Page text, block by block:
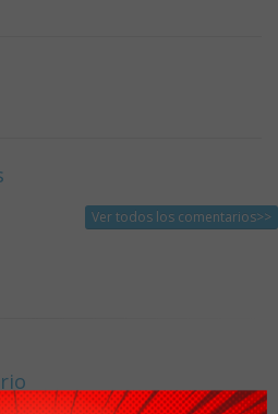
Ver todos los comentarios>>